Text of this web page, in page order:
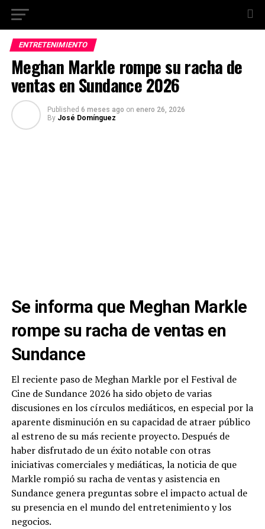
ENTRETENIMIENTO
Meghan Markle rompe su racha de
ventas en Sundance 2026
Published 6 meses ago on enero 26, 2026
By José Domínguez
Se informa que Meghan Markle
rompe su racha de ventas en
Sundance
El reciente paso de Meghan Markle por el Festival de
Cine de Sundance 2026 ha sido objeto de varias
discusiones en los círculos mediáticos, en especial por la
aparente disminución en su capacidad de atraer público
al estreno de su más reciente proyecto. Después de
haber disfrutado de un éxito notable con otras
iniciativas comerciales y mediáticas, la noticia de que
Markle rompió su racha de ventas y asistencia en
Sundance genera preguntas sobre el impacto actual de
su presencia en el mundo del entretenimiento y los
negocios.